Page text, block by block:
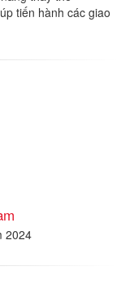
tiến hành các giao
2024